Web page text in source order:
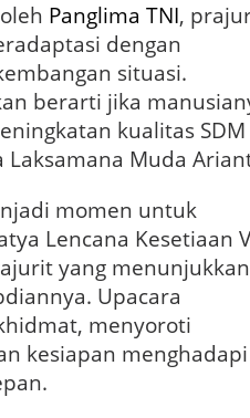
Panglima TNI,
dengan
situasi.
berarti jika
kualitas SDM
Muda
momen untuk
Lencana Kesetiaan
yang menunjukkan
Upacara
menyoroti
kesiapan menghadapi